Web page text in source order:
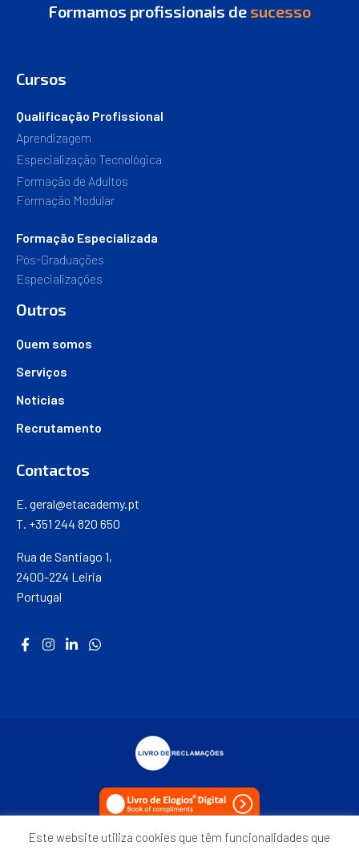
Formamos profissionais de sucesso
Cursos
Qualificação Profissional
Aprendizagem
Especialização Tecnológica
Formação de Adultos
Formação Modular
Formação Especializada
Pós-Graduações
Especializações
Outros
Quem somos
Serviços
Notícias
Recrutamento
Contactos
E. geral@etacademy.pt
T. +351 244 820 650
Rua de Santiago 1,
2400-224 Leiria
Portugal
Este website utiliza cookies que têm funcionalidades que